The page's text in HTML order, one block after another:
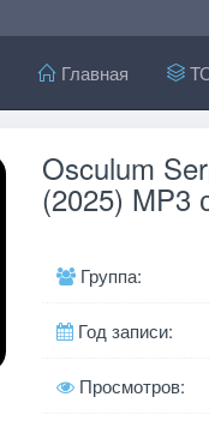
Главная
Osculum
(2025) MP3
Группа:
Год записи:
Просмотров: